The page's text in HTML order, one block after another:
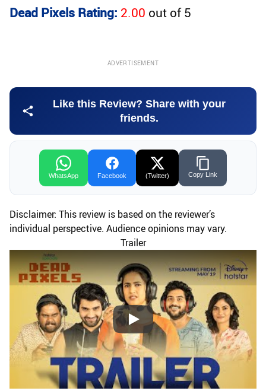
Dead Pixels Rating: 2.00 out of5
ADVERTISEMENT
Like this Review? Share with your
friends.
WhatsApp Facebook (Twitter) Copy Link
Disclaimer: This review is based on the reviewer’s
individual perspective. Audience opinions may vary.
Trailer
Play